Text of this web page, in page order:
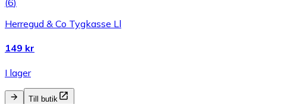
(6)
Herregud & Co Tygkasse Ll
149 kr
I lager
Till butik